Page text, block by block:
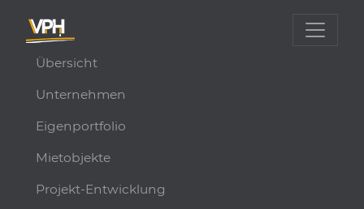
Übersicht
Unternehmen
Eigenportfolio
Mietobjekte
Projekt-Entwicklung